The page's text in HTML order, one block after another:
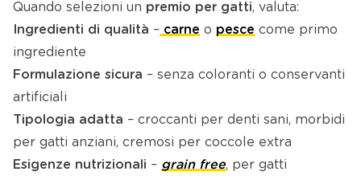
Quando selezioni un premio per gatti, valuta:
Ingredienti di qualità – carne o pesce come primo
ingrediente
Formulazione sicura – senza coloranti o conservanti
artificiali
Tipologia adatta – croccanti per denti sani, morbidi
per gatti anziani, cremosi per coccole extra
Esigenze nutrizionali – grain free, per gatti